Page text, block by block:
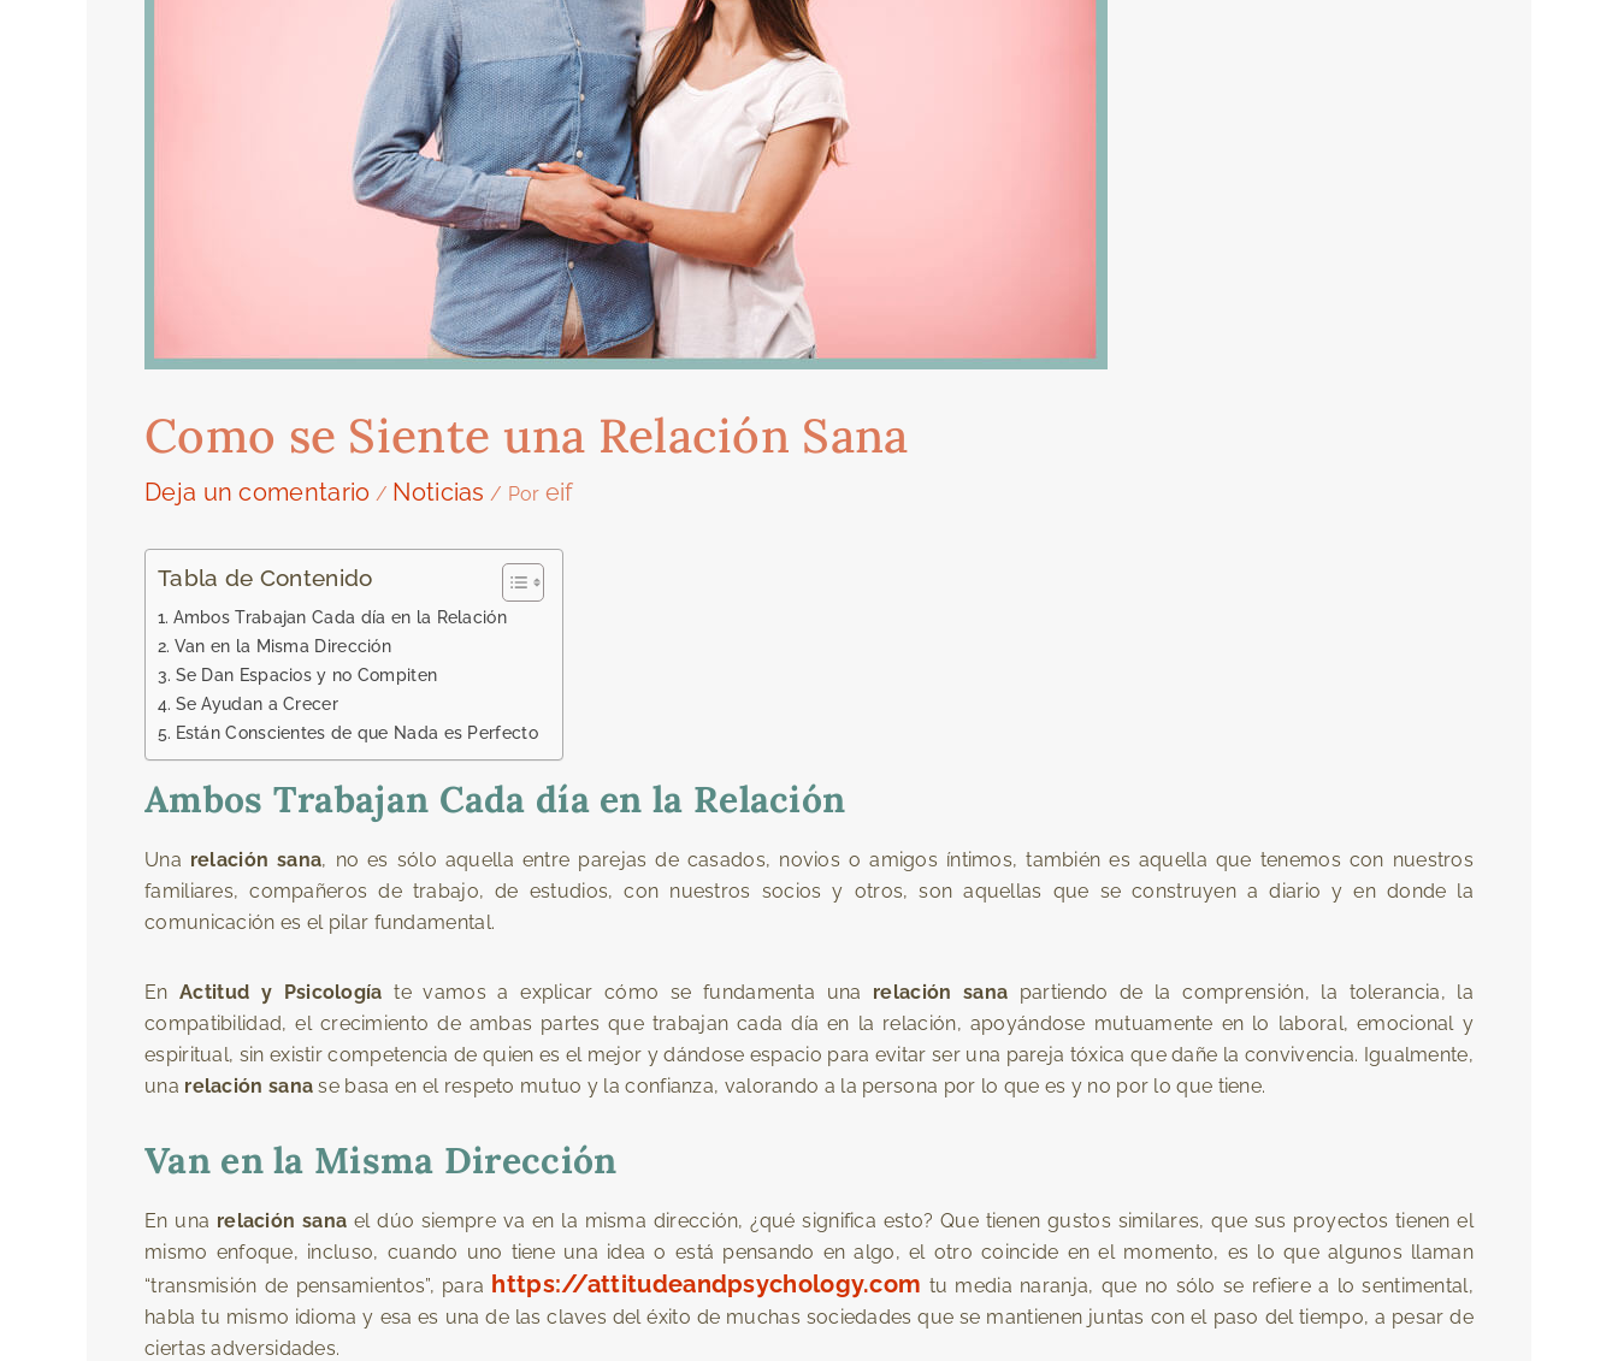
Como se Siente una Relación Sana
Deja un comentario / Noticias / Por eif
Tabla de Contenido
Ambos Trabajan Cada día en la Relación
Van en la Misma Dirección
Se Dan Espacios y no Compiten
Se Ayudan a Crecer
Están Conscientes de que Nada es Perfecto
Ambos Trabajan Cada día en la Relación
Una relación sana, no es sólo aquella entre parejas de casados, novios o amigos íntimos, también es aquella que tenemos con nuestros
familiares, compañeros de trabajo, de estudios, con nuestros socios y otros, son aquellas que se construyen a diario y en donde la
comunicación es el pilar fundamental.
EnActitud y Psicología te vamos a explicar cómo se fundamenta una relación sana partiendo de la comprensión, la tolerancia, la
compatibilidad, el crecimiento de ambas partes que trabajan cada día en la relación, apoyándose mutuamente en lo laboral, emocional y
espiritual, sin existir competencia de quien es el mejor y dándose espacio para evitar ser una pareja tóxica que dañe la convivencia. Igualmente,
una relación sana se basa en el respeto mutuo y la confianza, valorando a la persona por lo que es y no por lo que tiene.
Van en la Misma Dirección
En una relación sana el dúo siempre va en la misma dirección, ¿qué significa esto? Que tienen gustos similares, que sus proyectos tienen el
mismo enfoque, incluso, cuando uno tiene una idea o está pensando en algo, el otro coincide en el momento, es lo que algunos llaman
“transmisión de pensamientos”, para https://attitudeandpsychology.com tu media naranja, que no sólo se refiere a lo sentimental,
habla tu mismo idioma y esa es una de las claves del éxito de muchas sociedades que se mantienen juntas con el paso del tiempo, a pesar de
ciertas adversidades.